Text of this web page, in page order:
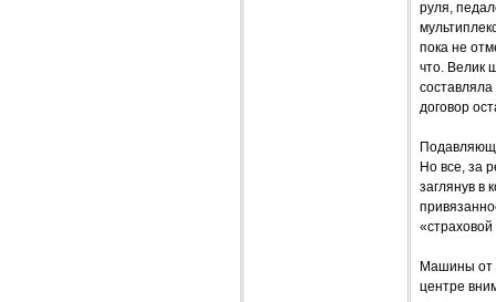
руля,
пока не
что. Велик
договор
Но все, за
заглянув в
Машины от
центре